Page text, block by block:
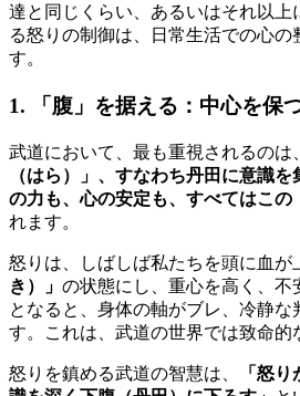
達と同じくらい、あるいはそれ以上
る怒りの制御は、日常生活での心の
す。
1. 「腹」を据える：中心を保
武道において、最も重視されるのは
（はら）」、すなわち丹田に意識
の力も、心の安定も、すべてはこの
れます。
怒りは、しばしば私たちを頭に血が
き）」 の状態にし、重心を高く、不
となると、身体の軸がブレ、冷静な
す。これは、武道の世界では致命的
怒りを鎮める武道の智慧は、
「怒